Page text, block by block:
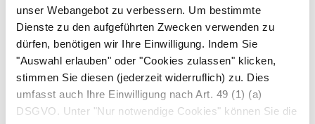
unser Webangebot zu verbessern. Um bestimmte
Dienste zu den aufgeführten Zwecken verwenden zu
dürfen, benötigen wir Ihre Einwilligung. Indem Sie
"Auswahl erlauben" oder "Cookies zulassen" klicken,
stimmen Sie diesen (jederzeit widerruflich) zu. Dies
umfasst auch Ihre Einwilligung nach Art. 49 (1) (a)
DSGVO. Unter "Nur notwendige Cookies" können Sie die
körpereigenes Gewebe gerichtet und führen zum
Ausbruch vonRheuma. Für den Waaler-Rose-
Test werden rote Blutkörperchen von gegen
Immunglobulin G sensibilisierten Schafen mit
menschlichem Blutserum vermischt. Bei dem
Blut von Rheumakranken kommt es zu einer